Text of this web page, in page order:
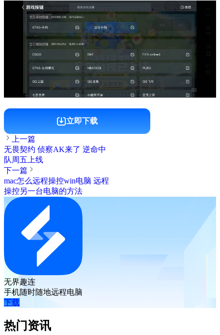
立即下载
上一篇
无畏契约 侦察AK来了 逆命中
队周五上线
下一篇
mac怎么远程操控win电脑 远程
操控另一台电脑的方法
无界趣连
手机随时随地远程电脑
下载
热门资讯